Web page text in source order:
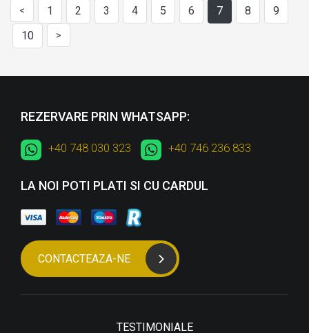
< 1 2 3 4 5 6 7 8
9
10
>
REZERVARE PRIN WHATSAPP:
+40 748 030 323 +40 746 236 833
LA NOI POTI PLATI SI CU CARDUL
CONTACTEAZA-NE
TESTIMONIALE